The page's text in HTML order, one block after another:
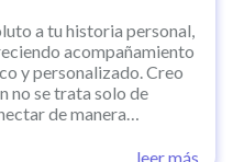
a tu historia personal,
acompañamiento
y personalizado. Creo
no se trata solo de
de manera
bienestar genuino yleer más